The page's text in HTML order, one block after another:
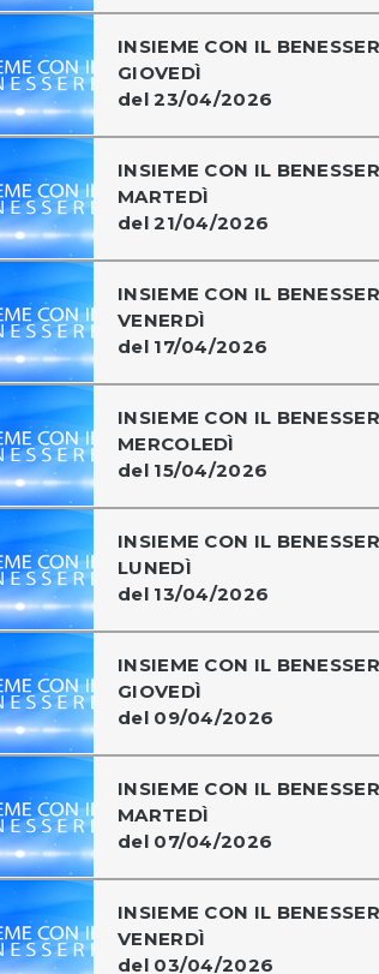
INSIEME CON IL
GIOVEDÌ
del 23/04/2026
INSIEME CON IL
MARTEDÌ
del 21/04/2026
INSIEME CON IL
VENERDÌ
del 17/04/2026
INSIEME CON IL
MERCOLEDÌ
del 15/04/2026
INSIEME CON IL
LUNEDÌ
del 13/04/2026
INSIEME CON IL
GIOVEDÌ
del 09/04/2026
INSIEME CON IL
MARTEDÌ
del 07/04/2026
INSIEME CON IL
VENERDÌ
del 03/04/2026